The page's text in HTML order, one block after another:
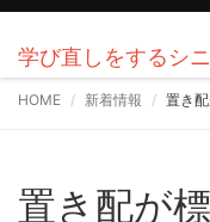
学び直しをするシ
HOME 新着情報 置き
置き配が